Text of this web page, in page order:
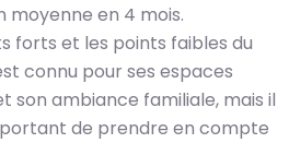
moyenne en 4 mois.
forts et les points faibles du
connu pour ses espaces
son ambiance familiale, mais il
de prendre en compte